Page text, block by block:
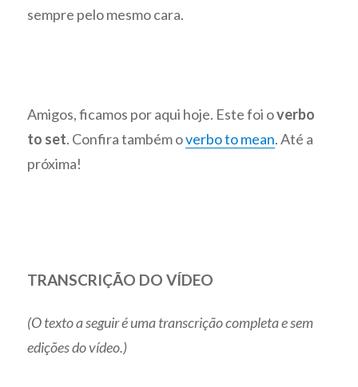
sempre pelo mesmo cara.
Amigos, ficamos por aqui hoje. Este foi overbo
to set. Confira também overbo to mean. Até a
próxima!
TRANSCRIÇÃO DO VÍDEO
(O texto a seguir é uma transcrição completa e sem
edições do vídeo.)